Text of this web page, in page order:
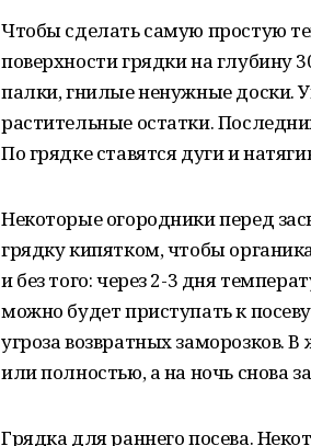
Чтобы сделать самую простую
поверхности грядки на глубину
палки, гнилые ненужные доски.
растительные остатки.
По грядке ставятся дуги и
Некоторые огородники перед
грядку кипятком, чтобы
и без того: через 2-3 дня
можно будет приступать к
угроза возвратных заморозков.
или полностью, а на ночь снова
Грядка для раннего посева.